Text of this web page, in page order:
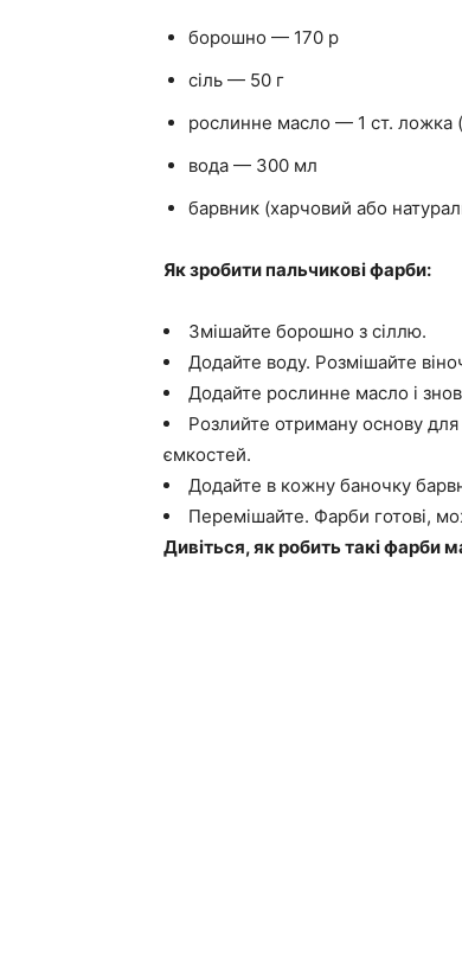
борошно — 170 р
сіль — 50 г
рослинне масло — 1 ст. ложка
вода — 300 мл
барвник (харчовий або
Як зробити пальчикові фарби:
Змішайте борошно з сіллю.
Додайте воду. Розмішайте
Додайте рослинне масло і
Розлийте отриману основу
ємкостей.
Додайте в кожну баночку
Перемішайте. Фарби готові,
Дивіться, як робить такі фарби